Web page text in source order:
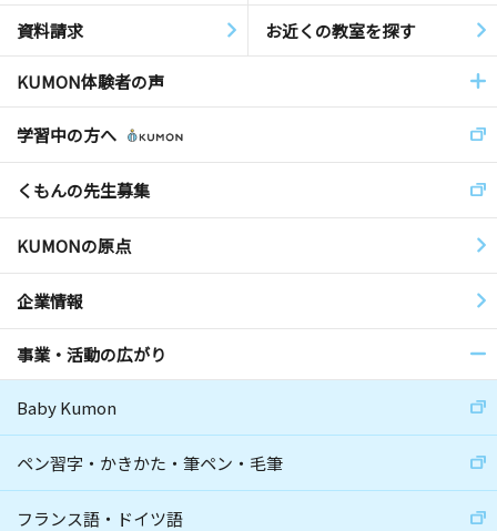
資料請求 お近くの教室を探す
KUMON体験者の声
学習中の方へ
くもんの先生募集
KUMONの原点
企業情報
事業・活動の広がり
Baby Kumon
ペン習字・かきかた・筆ペン・毛筆
フランス語・ドイツ語